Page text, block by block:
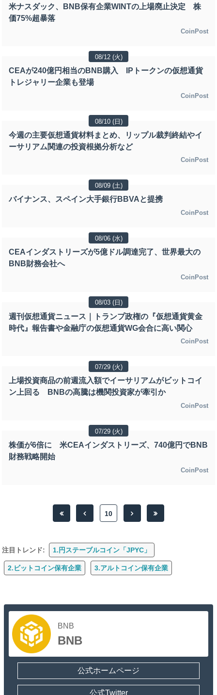
米ナスダック、BNB保有企業WINTの上場廃止決定 株
価75%超暴落
CoinPost
08/12 (火)
CEAが240億円相当のBNB購入 IPトークンの仮想通貨
トレジャリー企業も登場
CoinPost
08/10 (日)
今週の主要仮想通貨材料まとめ、リップル裁判終結やイ
ーサリアム関連の投資根拠分析など
CoinPost
08/09 (土)
バイナンス、スペイン大手銀行BBVAと提携
CoinPost
08/06 (水)
CEAインダストリーズが5億ドル調達完了、世界最大の
BNB財務会社へ
CoinPost
08/03 (日)
週刊仮想通貨ニュース｜トランプ政権の『仮想通貨黄金
時代』報告書や金融庁の仮想通貨WG会合に高い関心
CoinPost
07/29 (火)
上場投資商品の前週流入額でイーサリアムがビットコイ
ン上回る BNBの高騰は機関投資家が牽引か
CoinPost
07/29 (火)
株価が6倍に 米CEAインダストリーズ、740億円でBNB
財務戦略開始
CoinPost
10
注目トレンド: 1.円ステーブルコイン「JPYC」
2.ビットコイン保有企業 3.アルトコイン保有企業
BNB
BNB
公式ホームページ
公式Twitter